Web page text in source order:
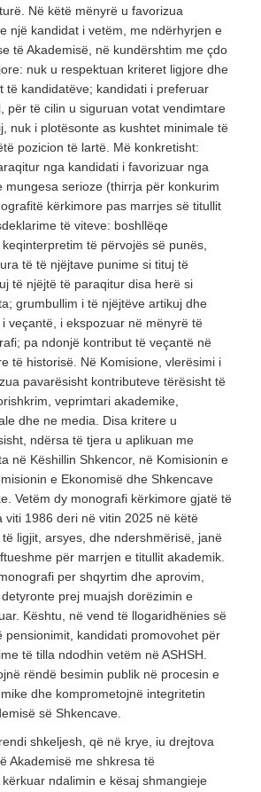
Në këtë mënyrë u favorizua
një kandidat i vetëm, me ndërhyrjen e
të Akademisë, në kundërshtim me çdo
nuk u respektuan kriteret ligjore dhe
të kandidatëve; kandidati i preferuar
për të cilin u siguruan votat vendimtare
nuk i plotësonte as kushtet minimale të
pozicion të lartë. Më konkretisht:
nga kandidati i favorizuar nga
mungesa serioze (thirrja për konkurim
kërkimore pas marrjes së titullit
të viteve: boshllëqe
të përvojës së punës,
të të njëjtave punime si tituj të
të njëjtë të paraqitur disa herë si
grumbullim i të njëjtëve artikuj dhe
veçantë, i ekspozuar në mënyrë të
pa ndonjë kontribut të veçantë në
të historisë. Në Komisione, vlerësimi i
pavarësisht kontributeve tërësisht të
veprimtari akademike,
dhe ne media. Disa kritere u
ndërsa të tjera u aplikuan me
në Këshillin Shkencor, në Komisionin e
e Ekonomisë dhe Shkencave
Vetëm dy monografi kërkimore gjatë të
viti 1986 deri në vitin 2025 në këtë
ligjit, arsyes, dhe ndershmërisë, janë
për marrjen e titullit akademik.
per shqyrtim dhe aprovim,
prej muajsh dorëzimin e
Kështu, në vend të llogaridhënies së
pensionimit, kandidati promovohet për
të tilla ndodhin vetëm në ASHSH.
rëndë besimin publik në procesin e
dhe komprometojnë integritetin
së Shkencave.
shkeljesh, që në krye, iu drejtova
Akademisë me shkresa të
ndalimin e kësaj shmangieje